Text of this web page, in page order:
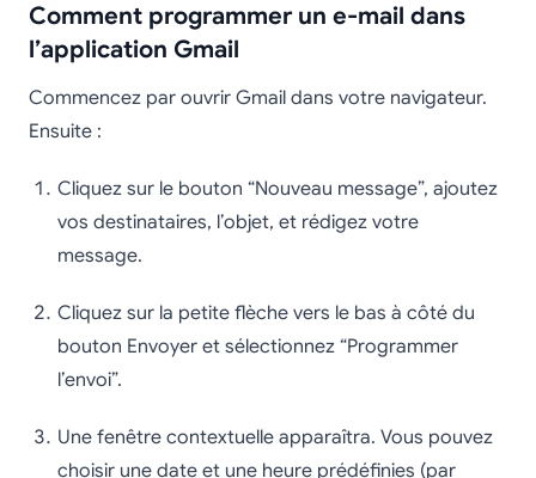
Comment programmer un e-mail dans
l’application Gmail
Commencez par ouvrir Gmail dans votre navigateur.
Ensuite :
Cliquez sur le bouton “Nouveau message”, ajoutez
vos destinataires, l’objet, et rédigez votre
message.
Cliquez sur la petite flèche vers le bas à côté du
bouton Envoyer et sélectionnez “Programmer
l’envoi”.
Une fenêtre contextuelle apparaîtra. Vous pouvez
choisir une date et une heure prédéfinies (par